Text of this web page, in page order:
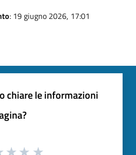
: 19 giugno 2026, 17:01
chiare le informazioni